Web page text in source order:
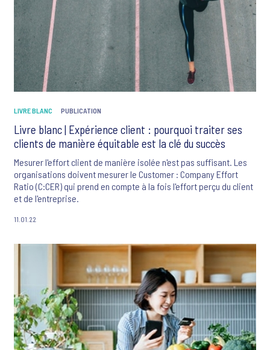
LIVRE BLANC PUBLICATION
Livre blanc | Expérience client : pourquoi traiter ses
clients de manière équitable est la clé du succès
Mesurer l'effort client de manière isolée n'est pas suffisant. Les
organisations doivent mesurer le Customer : Company Effort
Ratio (C:CER) qui prend en compte à la fois l'effort perçu du client
et de l'entreprise.
11.01.22